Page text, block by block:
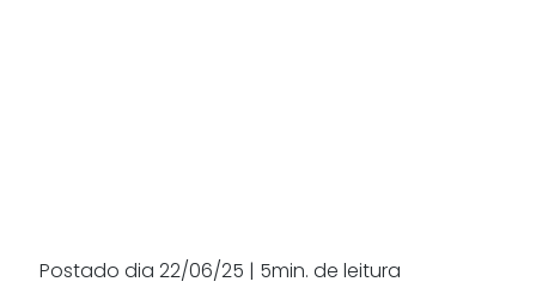
Postado dia 22/06/25 | 5min. de leitura